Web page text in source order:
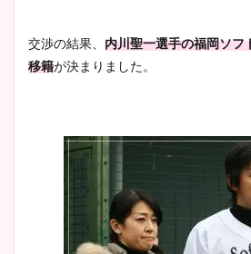
交渉の結果、 内川聖一選手の福岡ソフ
移籍が決まりました。